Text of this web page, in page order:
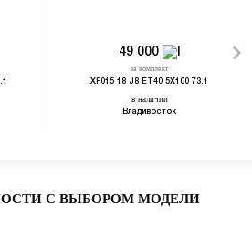
49 000
за комплект
XF015 18 J8 ET40 5X100 73.1
в наличии
Владивосток
С ВЫБОРОМ МОДЕЛИ